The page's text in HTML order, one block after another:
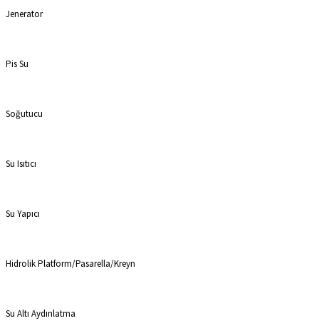
Jenerator
Pis Su
Soğutucu
Su Isıtıcı
Su Yapıcı
Hidrolik Platform/Pasarella/Kreyn
Su Altı Aydınlatma